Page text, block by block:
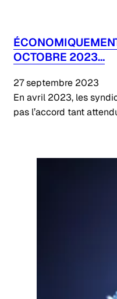
OCTOBRE 2023…
27 septembre 2023
En avril 2023, les
pas l’accord tant